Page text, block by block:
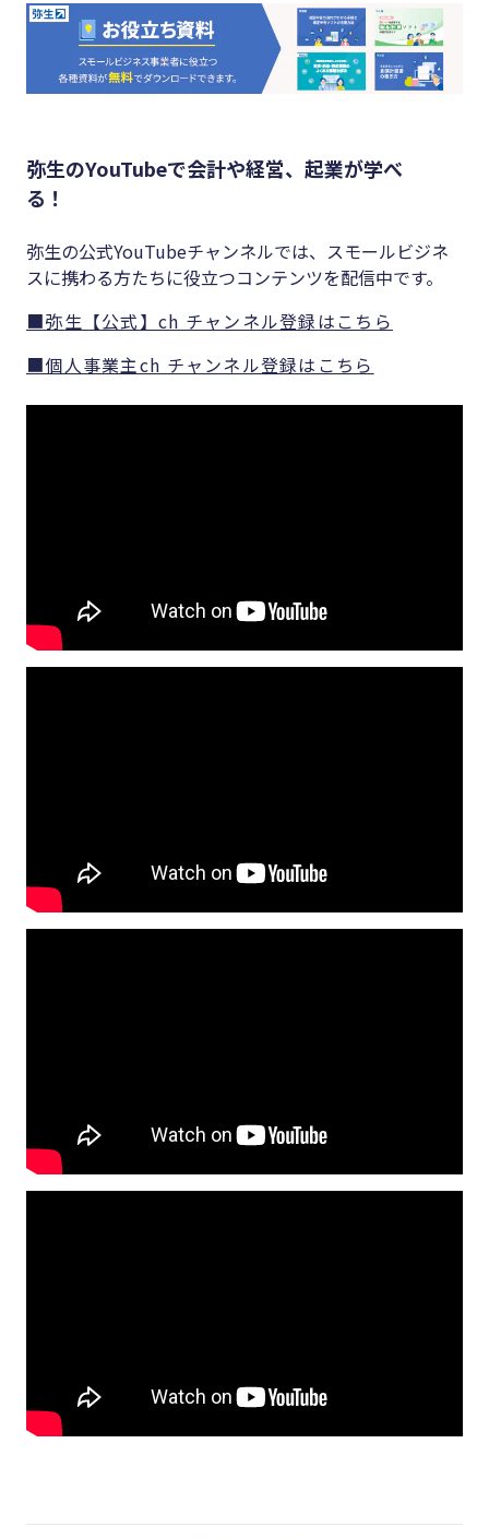
弥生のYouTubeで会計や経営、起業が学べ
る！
弥生の公式YouTubeチャンネルでは、スモールビジネ
スに携わる方たちに役立つコンテンツを配信中です。
■弥生【公式】ch チャンネル登録はこちら
■個人事業主ch チャンネル登録はこちら